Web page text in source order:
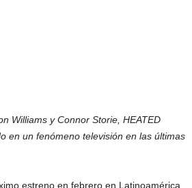
Williams y Connor Storie, HEATED
en un fenómeno televisión en las últimas
estreno en febrero en Latinoamérica